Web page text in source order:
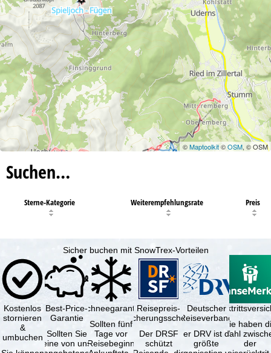
©Maptoolkit©OSM, © OSM
Suchen…
Sterne-Kategorie Weiterempfehlungsrate Preis
Sicher buchen mit SnowTrex-Vorteilen
Kostenlos
stornieren
&
umbuchen
Best-Price-
Garantie
Sollten Sie
eine von uns
Schneegarantie
Sollten fünf
Tage vor
Reisebeginn
Reisepreis-
Sicherungsschein
Der DRSF
schützt
Deutscher
Reiseverband
Der DRV ist die
größte
Sie haben
Wahl
der